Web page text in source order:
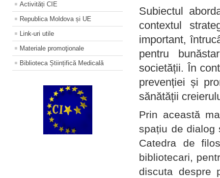
Activități CIE
Republica Moldova și UE
Link-uri utile
Materiale promoţionale
Biblioteca Științifică Medicală
Subiectul
contextul
important,
pentru
societății. În
prevenției și
sănătății
Prin această
spațiu de dialog
Catedra de
bibliotecari,
discuta despre